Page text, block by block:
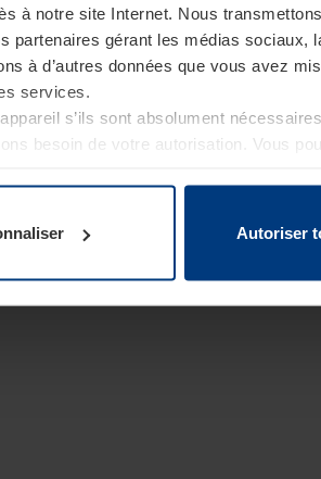
à notre site Internet. Nous
partenaires gérant les médias sociaux,
à d’autres données que vous avez
services.
s’ils sont absolument
besoin de votre autorisation. Vous
Autoriser